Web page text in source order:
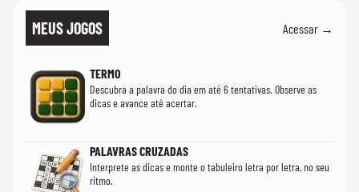
MEUS JOGOS Acessar →
TERMO
Descubra a palavra do dia em até 6 tentativas. Observe as
dicas e avance até acertar.
PALAVRAS CRUZADAS
Interprete as dicas e monte o tabuleiro letra por letra, no seu
ritmo.